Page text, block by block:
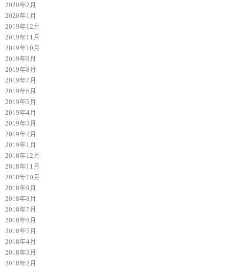
2020年2月
2020年1月
2019年12月
2019年11月
2019年10月
2019年9月
2019年8月
2019年7月
2019年6月
2019年5月
2019年4月
2019年3月
2019年2月
2019年1月
2018年12月
2018年11月
2018年10月
2018年9月
2018年8月
2018年7月
2018年6月
2018年5月
2018年4月
2018年3月
2018年2月